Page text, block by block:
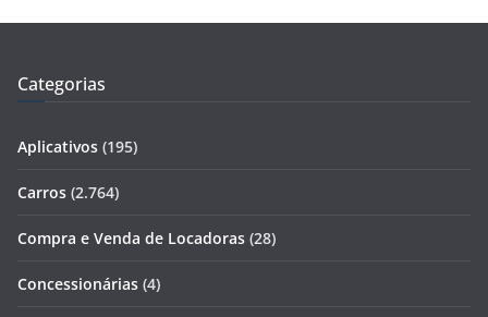
Categorias
Aplicativos (195)
Carros (2.764)
Compra e Venda de Locadoras (28)
Concessionárias (4)